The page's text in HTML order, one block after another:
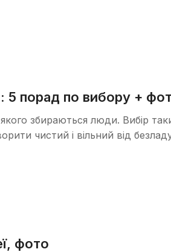
: 5 порад по вибору +
збираються люди. Вибір
чистий і вільний від
фото